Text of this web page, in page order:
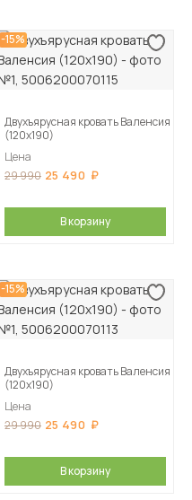
-15%
Двухъярусная кровать Валенсия
(120х190)
Цена
29 990 25 490
В корзину
-15%
Двухъярусная кровать Валенсия
(120х190)
Цена
29 990 25 490
В корзину